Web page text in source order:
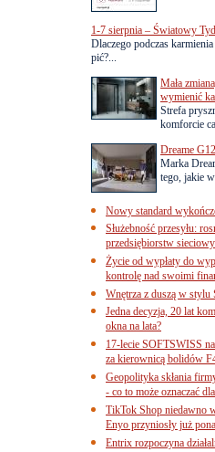
1-7 sierpnia – Światowy
Dlaczego podczas
pić?...
Mała
wymienić
Strefa
komforcie
Dreame
Marka
tego, jakie
Nowy standard
Służebność przesyłu:
przedsiębiorstw
Życie od wypłaty do
kontrolę nad swoimi
Wnętrza z duszą w stylu
Jedna decyzja, 20 lat
okna na lata?
17-lecie SOFTSWISS
za kierownicą bolidów
Geopolityka skłania
- co to może oznaczać
TikTok Shop niedawno
Enyo przyniosły już
Entrix rozpoczyna